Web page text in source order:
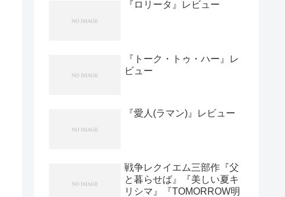
『ロリータ』レビュー
『トーク・トゥ・ハー』レ
ビュー
『愛人(ラマン)』レビュー
戦争レクイエム三部作『父
と暮らせば』『美しい夏キ
リシマ』『TOMORROW明